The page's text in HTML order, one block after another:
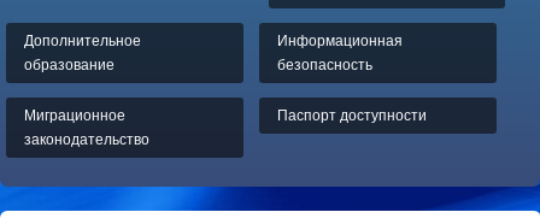
Дополнительное
образование
Информационная
безопасность
Миграционное
законодательство
Паспорт доступности